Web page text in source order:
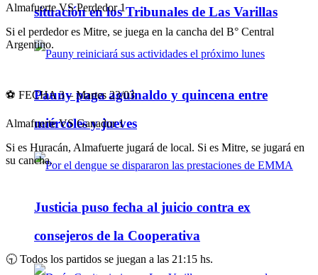
situación en los Tribunales de Las Varillas
Pauny paga aguinaldo y quincena entre
miércoles y jueves
Justicia puso fecha al juicio contra ex
consejeros de la Cooperativa
Almafuerte VS Perdedor 1
Si el perdedor es Mitre, se juega en la cancha del B° Central
Argentino.
⚽ FECHA 3 – Martes 23/03
Almafuerte VS Ganador 1
Si es Huracán, Almafuerte jugará de local. Si es Mitre, se jugará en
su cancha.
🕤 Todos los partidos se juegan a las 21:15 hs.